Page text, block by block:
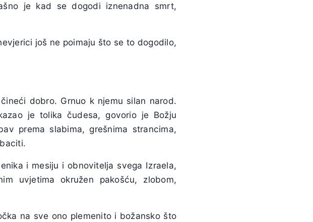
je kad se dogodi iznenadna smrt,
još ne poimaju što se to dogodilo,
dobro. Grnuo k njemu silan narod.
je tolika čudesa, govorio je Božju
prema slabima, grešnima strancima,
i mesiju i obnovitelja svega Izraela,
uvjetima okružen pakošću, zlobom,
na sve ono plemenito i božansko što